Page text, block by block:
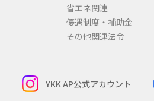
省エネ関連
優遇制度・補助金
その他関連法令
YKK AP公式アカウント